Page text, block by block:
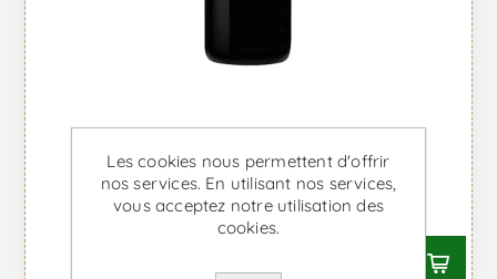
Rouge
À partir de €122,76 TTC
Les cookies nous permettent d'offrir
nos services. En utilisant nos services,
vous acceptez notre utilisation des
cookies.